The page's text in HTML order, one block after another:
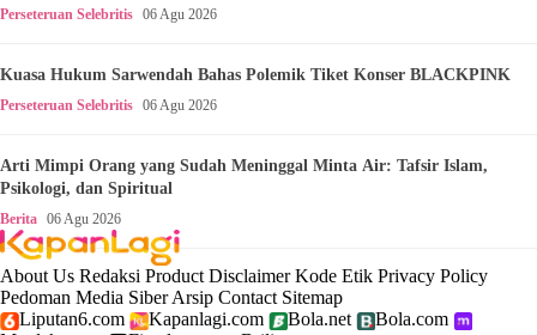
Perseteruan Selebritis 06 Agu 2026
Kuasa Hukum Sarwendah Bahas Polemik Tiket Konser BLACKPINK
Perseteruan Selebritis 06 Agu 2026
Arti Mimpi Orang yang Sudah Meninggal Minta Air: Tafsir Islam,
Psikologi, dan Spiritual
Berita 06 Agu 2026
About Us Redaksi Product Disclaimer Kode Etik Privacy Policy
Pedoman Media Siber Arsip Contact Sitemap
Liputan6.com
Kapanlagi.com Bola.net
Bola.com